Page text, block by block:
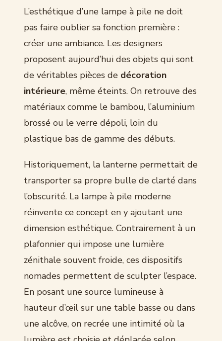
L’esthétique d’une lampe à pile ne doit
pas faire oublier sa fonction première :
créer une ambiance. Les designers
proposent aujourd’hui des objets qui sont
de véritables pièces de décoration
intérieure, même éteints. On retrouve des
matériaux comme le bambou, l’aluminium
brossé ou le verre dépoli, loin du
plastique bas de gamme des débuts.
Historiquement, la lanterne permettait de
transporter sa propre bulle de clarté dans
l’obscurité. La lampe à pile moderne
réinvente ce concept en y ajoutant une
dimension esthétique. Contrairement à un
plafonnier qui impose une lumière
zénithale souvent froide, ces dispositifs
nomades permettent de sculpter l’espace.
En posant une source lumineuse à
hauteur d’œil sur une table basse ou dans
une alcôve, on recrée une intimité où la